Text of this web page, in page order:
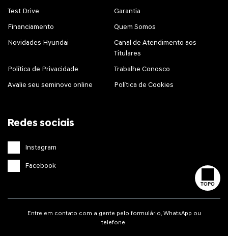
TOPO
Test Drive Garantia
Financiamento Quem Somos
Novidades Hyundai
Canal de Atendimento aos
Titulares
Política de Privacidade Trabalhe Conosco
Avalie seu seminovo online Política de Cookies
Redes sociais
Instagram
Facebook
Entre em contato com a gente pelo formulário, WhatsApp ou
telefone.